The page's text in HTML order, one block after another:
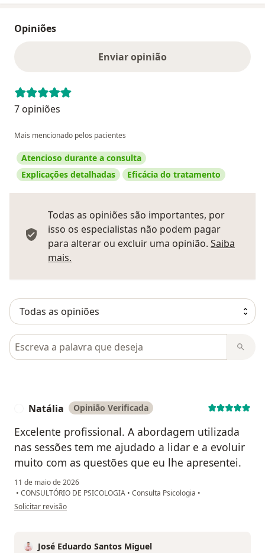
Opiniões
Enviar opinião
7 opiniões
Mais mencionado pelos pacientes
Atencioso durante a consulta
Explicações detalhadas
Eficácia do tratamento
Todas as opiniões são importantes, por
isso os especialistas não podem pagar
para alterar ou excluir uma opinião. Saiba
mais.
Pesquisar em opiniões
Natália Opinião Verificada
Excelente profissional. A abordagem utilizada
nas sessões tem me ajudado a lidar e a evoluir
muito com as questões que eu lhe apresentei.
11 de maio de 2026
• CONSULTÓRIO DE PSICOLOGIA • Consulta Psicologia •
na opinião do utilizador Natália
Solicitar revisão
José Eduardo Santos Miguel